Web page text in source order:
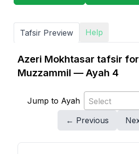
Tafsir Preview Help
Azeri Mokhtasar tafsir
Muzzammil — Ayah 4
Jump to Ayah
Select
← Previous